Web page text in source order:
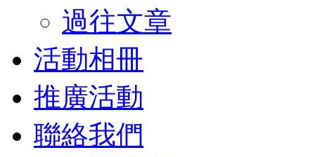
過往文章
活動相冊
推廣活動
聯絡我們